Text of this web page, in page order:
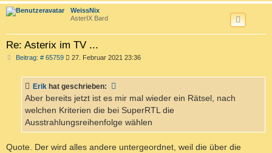
a
WeissNix
AsterIX Bard
Re: Asterix im TV ...
Beitrag: # 65759B
r
a
27. Februar 2021 23:36
Erik hat geschrieben:
Aber bereits jetzt ist es mir mal wieder ein Rätsel, nach
welchen Kriterien die bei SuperRTL die
Ausstrahlungsreihenfolge wählen
Quote. Der wird alles andere untergeordnet, weil die über die